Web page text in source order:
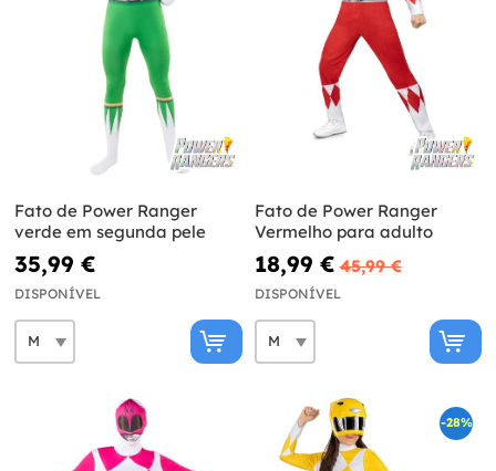
Fato de Power Ranger
verde em segunda pele
35,99 €
DISPONÍVEL
Fato de Power Ranger
Vermelho para adulto
18,99 € 45,99 €
DISPONÍVEL
-28%